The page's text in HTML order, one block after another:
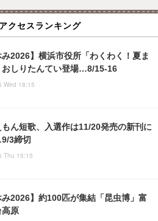
クセスランキング
み2026】横浜市役所「わくわく！夏ま
おしりたんてい登場…8/15-16
Wed 18:15
もん短歌、入選作は11/20発売の新刊に
3締切
Thu 15:15
み2026】約100匹が集結「昆虫博」富
高原